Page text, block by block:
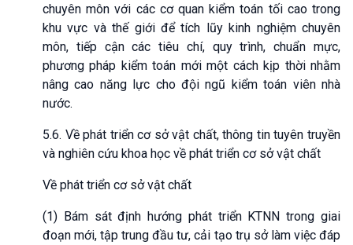
chuyên môn với các cơ quan kiểm toán tối cao trong
khu vực và thế giới để tích lũy kinh nghiệm chuyên
môn, tiếp cận các tiêu chí, quy trình, chuẩn mực,
phương pháp kiểm toán mới một cách kịp thời nhằm
nâng cao năng lực cho đội ngũ kiểm toán viên nhà
nước.
5.6. Về phát triển cơ sở vật chất, thông tin tuyên truyền
và nghiên cứu khoa học về phát triển cơ sở vật chất
Về phát triển cơ sở vật chất
(1) Bám sát định hướng phát triển KTNN trong giai
đoạn mới, tập trung đầu tư, cải tạo trụ sở làm việc đáp